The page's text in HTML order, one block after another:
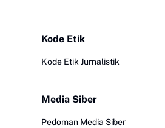
Kode Etik
Kode Etik Jurnalistik
Media Siber
Pedoman Media Siber